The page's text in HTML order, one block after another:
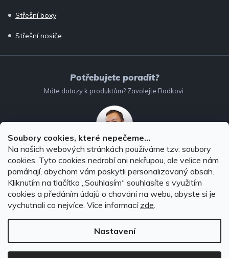
Soubory cookies, které nepečeme...
Na našich webových stránkách používáme tzv. soubory
cookies. Tyto cookies nedrobí ani nekřupou, ale velice nám
pomáhají, abychom vám poskytli personalizovaný obsah.
Kliknutím na tlačítko ,,Souhlasím“ souhlasíte s využitím
cookies a předáním údajů o chování na webu, abyste si je
vychutnali co nejvíce. Více informací zde.
Nastavení
Střešní boxy
Střešní nosiče
Potřebujete poradit?
Máte dotazy k produktům? Zavolejte Radkovi.
732 147 896 (Po–Pá: 8–16:00)
info@autodoplnky-obchod.cz
Copyright 2026Autodoplňky-obchod.cz. Všechna práva
vyhrazena.